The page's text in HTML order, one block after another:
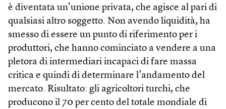
è diventata un’unione privata, che agisce al pari di
qualsiasi altro soggetto. Non avendo liquidità, ha
smesso di essere un punto di riferimento per i
produttori, che hanno cominciato a vendere a una
pletora di intermediari incapaci di fare massa
critica e quindi di determinare l’andamento del
mercato. Risultato: gli agricoltori turchi, che
producono il 70 per cento del totale mondiale di